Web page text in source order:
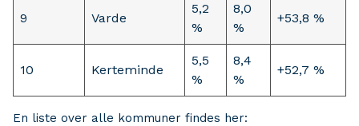
9 Varde
5,2
%
8,0
%
+53,8 %
10 Kerteminde
5,5
%
8,4
%
+52,7 %
En liste over alle kommuner findes her: